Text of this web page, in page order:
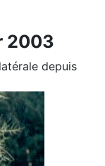
2003
depuis